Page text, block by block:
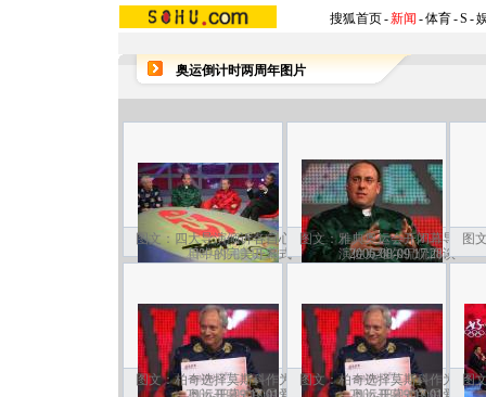
搜狐首页-新闻 -体育-S -
奥运倒计时两周年图片
图文：四大导演倾诉各自心
目中的完美开幕式
2006-08-09 16:53
图文：雅典奥运会开闭幕导
演佐克维尔侃侃而谈
2006-08-09 17:28
图
图文：柏奇选择莫斯科作为
图文：柏奇选择莫斯科作为
图